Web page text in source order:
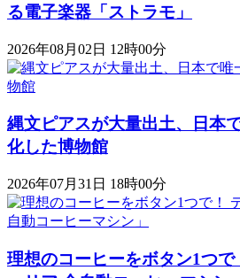
る電子楽器「ストラモ」
2026年08月02日 12時00分
縄文ピアスが大量出土、日本
化した博物館
2026年07月31日 18時00分
理想のコーヒーをボタン1つ